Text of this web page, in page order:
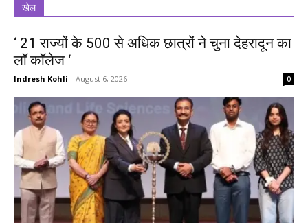
खेल
‘ 21 राज्यों के 500 से अधिक छात्रों ने चुना देहरादून का
लाॅ काॅलेज ‘
Indresh Kohli - August 6, 2026 0